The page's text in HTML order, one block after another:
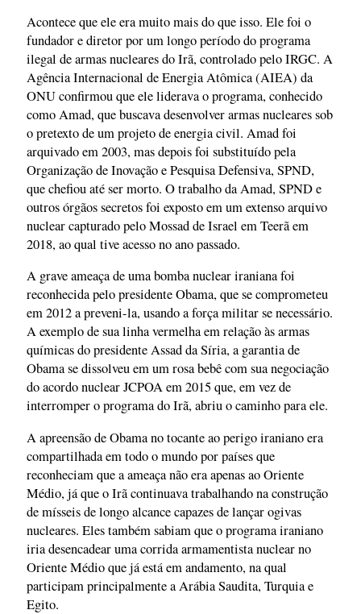
Acontece que ele era muito mais do que isso. Ele foi o
fundador e diretor por um longo período do programa
ilegal de armas nucleares do Irã, controlado pelo IRGC. A
Agência Internacional de Energia Atômica (AIEA) da
ONU confirmou que ele liderava o programa, conhecido
como Amad, que buscava desenvolver armas nucleares sob
o pretexto de um projeto de energia civil. Amad foi
arquivado em 2003, mas depois foi substituído pela
Organização de Inovação e Pesquisa Defensiva, SPND,
que chefiou até ser morto. O trabalho da Amad, SPND e
outros órgãos secretos foi exposto em um extenso arquivo
nuclear capturado pelo Mossad de Israel em Teerã em
2018, ao qual tive acesso no ano passado.
A grave ameaça de uma bomba nuclear iraniana foi
reconhecida pelo presidente Obama, que se comprometeu
em 2012 a preveni-la, usando a força militar se necessário.
A exemplo de sua linha vermelha em relação às armas
químicas do presidente Assad da Síria, a garantia de
Obama se dissolveu em um rosa bebê com sua negociação
do acordo nuclear JCPOA em 2015 que, em vez de
interromper o programa do Irã, abriu o caminho para ele.
A apreensão de Obama no tocante ao perigo iraniano era
compartilhada em todo o mundo por países que
reconheciam que a ameaça não era apenas ao Oriente
Médio, já que o Irã continuava trabalhando na construção
de mísseis de longo alcance capazes de lançar ogivas
nucleares. Eles também sabiam que o programa iraniano
iria desencadear uma corrida armamentista nuclear no
Oriente Médio que já está em andamento, na qual
participam principalmente a Arábia Saudita, Turquia e
Egito.